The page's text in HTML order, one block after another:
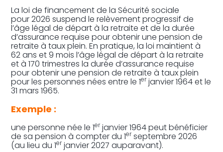
La loi de financement de la Sécurité sociale
pour 2026 suspend le relèvement progressif de
l’âge légal de départ à la retraite et de la durée
d’assurance requise pour obtenir une pension de
retraite à taux plein. En pratique, la loi maintient à
62 ans et 9 mois l’âge légal de départ à la retraite
et à 170 trimestres la durée d’assurance requise
pour obtenir une pension de retraite à taux plein
pour les personnes nées entre le 1erjanvier 1964 et le
31 mars 1965.
Exemple :
une personne née le 1erjanvier 1964 peut bénéficier
de sa pension à compter du 1erseptembre 2026
(au lieu du 1erjanvier 2027 auparavant).